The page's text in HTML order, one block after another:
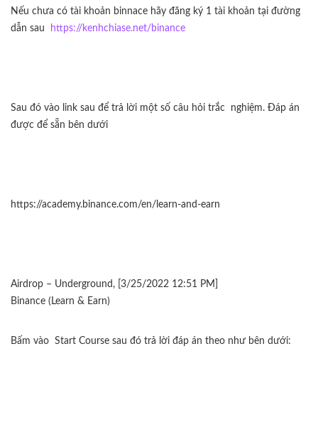
Nếu chưa có tài khoản binnace hãy đăng ký 1 tài khoản tại đường
dẫn sau
https://kenhchiase.net/binance
Sau đó vào link sau để trả lời một số câu hỏi trắc nghiệm. Đáp án
được để sẵn bên dưới
https://academy.binance.com/en/learn-and-earn
Airdrop – Underground, [3/25/2022 12:51 PM]
Binance (Learn & Earn)
Bấm vào Start Course sau đó trả lời đáp án theo như bên dưới: